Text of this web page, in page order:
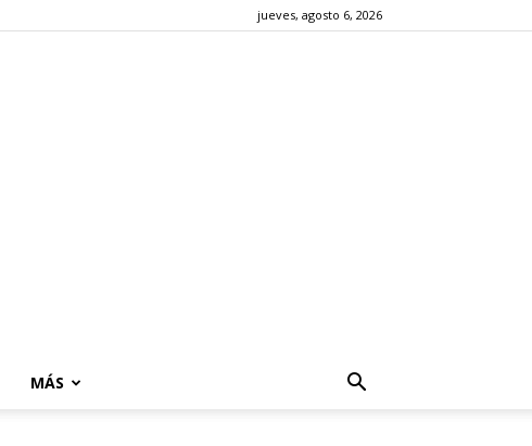
jueves, agosto 6, 2026
MÁS